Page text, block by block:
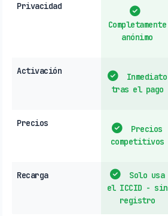
Privacidad
Completamente
anónimo
Activación
Inmediato
tras el pago
Precios
Precios
competitivos
Recarga
Solo usa
el ICCID - sin
registro